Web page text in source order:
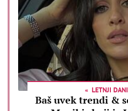
LETNJI DANI
Baš uvek trendi &